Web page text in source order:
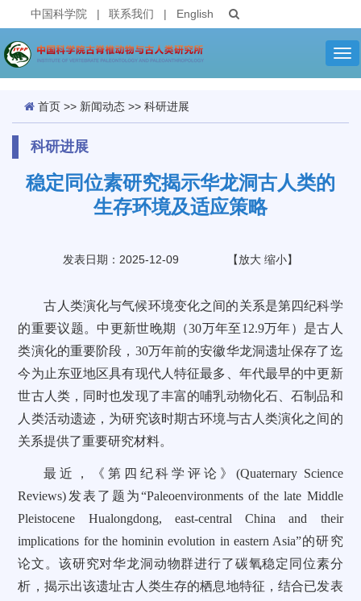
中国科学院 | 联系我们 | English
首页 >> 新闻动态 >> 科研进展
科研进展
稳定同位素研究揭示华龙洞古人类的
生存环境及适应策略
发表日期：2025-12-09 【放大 缩小】
古人类演化与气候环境变化之间的关系是第四纪科学
的重要议题。中更新世晚期（30万年至12.9万年）是古人
类演化的重要阶段，30万年前的安徽华龙洞遗址保存了迄
今为止东亚地区具有现代人特征最多、年代最早的中更新
世古人类，同时也发现了丰富的哺乳动物化石、石制品和
人类活动遗迹，为研究该时期古环境与古人类演化之间的
关系提供了重要研究材料。
最近，《第四纪科学评论》(Quaternary Science
Reviews)发表了题为“Paleoenvironments of the late Middle
Pleistocene Hualongdong, east-central China and their
implications for the hominin evolution in eastern Asia”的研究
论文。该研究对华龙洞动物群进行了碳氧稳定同位素分
析，揭示出该遗址古人类生存的栖息地特征，结合已发表